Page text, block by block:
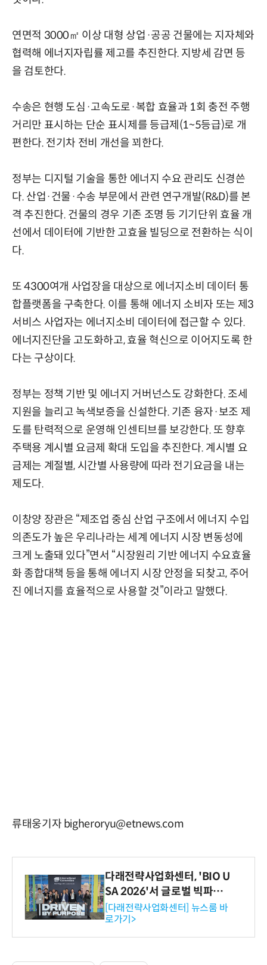
연면적 3000㎡ 이상 대형 상업·공공 건물에는 지자체와
협력해 에너지자립률 제고를 추진한다. 지방세 감면 등
을 검토한다.
수송은 현행 도심·고속도로·복합 효율과 1회 충전 주행
거리만 표시하는 단순 표시제를 등급제(1~5등급)로 개
편한다. 전기차 전비 개선을 꾀한다.
정부는 디지털 기술을 통한 에너지 수요 관리도 신경쓴
다. 산업·건물·수송 부문에서 관련 연구개발(R&D)를 본
격 추진한다. 건물의 경우 기존 조명 등 기기단위 효율 개
선에서 데이터에 기반한 고효율 빌딩으로 전환하는 식이
다.
또 4300여개 사업장을 대상으로 에너지소비 데이터 통
합플랫폼을 구축한다. 이를 통해 에너지 소비자 또는 제3
서비스 사업자는 에너지소비 데이터에 접근할 수 있다.
에너지진단을 고도화하고, 효율 혁신으로 이어지도록 한
다는 구상이다.
정부는 정책 기반 및 에너지 거버넌스도 강화한다. 조세
지원을 늘리고 녹색보증을 신설한다. 기존 융자·보조 제
도를 탄력적으로 운영해 인센티브를 보강한다. 또 향후
주택용 계시별 요금제 확대 도입을 추진한다. 계시별 요
금제는 계절별, 시간별 사용량에 따라 전기요금을 내는
제도다.
이창양 장관은 “제조업 중심 산업 구조에서 에너지 수입
의존도가 높은 우리나라는 세계 에너지 시장 변동성에
크게 노출돼 있다”면서 “시장원리 기반 에너지 수요효율
화 종합대책 등을 통해 에너지 시장 안정을 되찾고, 주어
진 에너지를 효율적으로 사용할 것”이라고 말했다.
류태웅기자 bigheroryu@etnews.com
다래전략사업화센터, 'BIO U
SA 2026'서 글로벌 빅파마
와의 비즈니스 미팅 지원…K
-바이오 해외 진출 교두보 확
보
[다래전략사업화센터] 뉴스룸 바
로가기>